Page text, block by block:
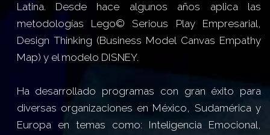
Latina. Desde hace algunos años aplica las
metodologías Lego© Serious Play Empresarial,
Design Thinking (Business Model Canvas Empathy
Map) y el modelo DISNEY.
Ha desarrollado programas con gran éxito para
diversas organizaciones en México, Sudamérica y
Europa en temas como: Inteligencia Emocional,